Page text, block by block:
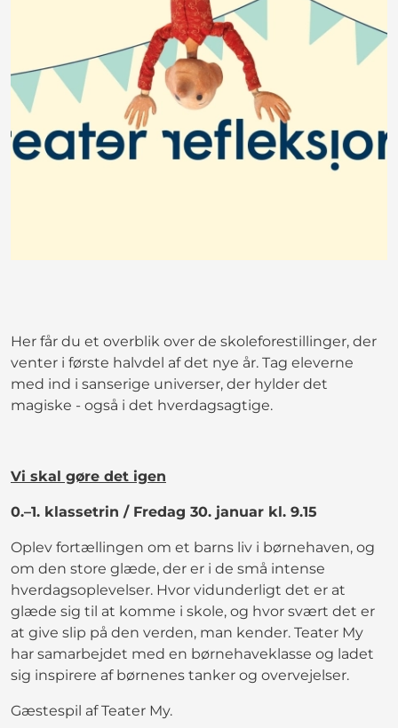
Her får du et overblik over de skoleforestillinger, der
venter i første halvdel af det nye år. Tag eleverne
med ind i sanserige universer, der hylder det
magiske - også i det hverdagsagtige.
Vi skal gøre det igen
0.–1. klassetrin / Fredag 30. januar kl. 9.15
Oplev fortællingen om et barns liv i børnehaven, og
om den store glæde, der er i de små intense
hverdagsoplevelser. Hvor vidunderligt det er at
glæde sig til at komme i skole, og hvor svært det er
at give slip på den verden, man kender. Teater My
har samarbejdet med en børnehaveklasse og ladet
sig inspirere af børnenes tanker og overvejelser.
Gæstespil af Teater My.